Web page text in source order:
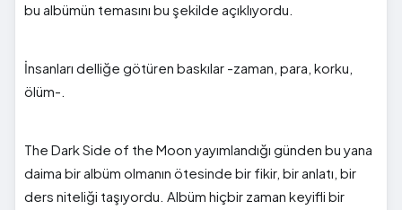
bu albümün temasını bu şekilde açıklıyordu.
İnsanları delliğe götüren baskılar -zaman, para, korku,
ölüm-.
The Dark Side of the Moon yayımlandığı günden bu yana
daima bir albüm olmanın ötesinde bir fikir, bir anlatı, bir
ders niteliği taşıyordu. Albüm hiçbir zaman keyifli bir